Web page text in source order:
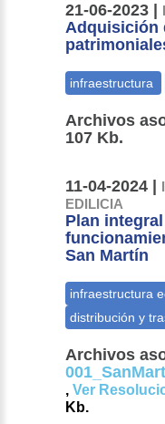
21-06-2023 |
Adquisición
Archivos
107 Kb.
11-04-2024 |
EDILICIA
Plan
San Martín
Archivos
,Ver
Kb.